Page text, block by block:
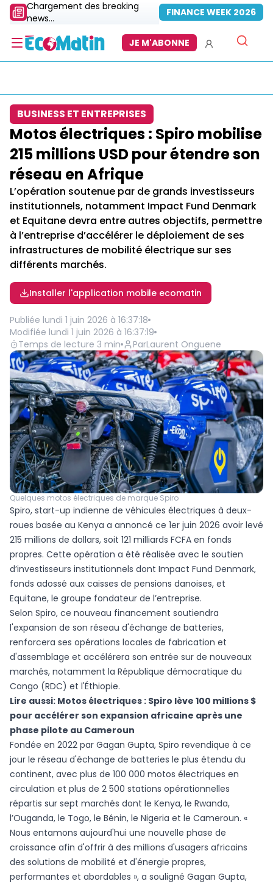
Chargement des breaking
news...
FINANCE WEEK 2026
JE M'ABONNE
BUSINESS ET ENTREPRISES
Motos électriques : Spiro mobilise
215 millions USD pour étendre son
réseau en Afrique
L’opération soutenue par de grands investisseurs
institutionnels, notamment Impact Fund Denmark
et Equitane devra entre autres objectifs, permettre
à l’entreprise d’accélérer le déploiement de ses
infrastructures de mobilité électrique sur ses
différents marchés.
Installer l'application mobile ecomatin
Publiée lundi 1 juin 2026 à 16:37:18
Modifiée lundi 1 juin 2026 à 16:37:19
Temps de lecture 3 min ParLaurent Onguene
Quelques motos électriques de marque Spiro
Spiro, start-up indienne de véhicules électriques à deux-
roues basée au Kenya a annoncé ce 1er juin 2026 avoir levé
215 millions de dollars, soit 121 milliards FCFA en fonds
propres. Cette opération a été réalisée avec le soutien
d’investisseurs institutionnels dont Impact Fund Denmark,
fonds adossé aux caisses de pensions danoises, et
Equitane, le groupe fondateur de l’entreprise.
Selon Spiro, ce nouveau financement soutiendra
l'expansion de son réseau d'échange de batteries,
renforcera ses opérations locales de fabrication et
d'assemblage et accélérera son entrée sur de nouveaux
marchés, notamment la République démocratique du
Congo (RDC) et l'Éthiopie.
Lire aussi: Motos électriques : Spiro lève 100 millions $
pour accélérer son expansion africaine après une
phase pilote au Cameroun
Fondée en 2022 par Gagan Gupta, Spiro revendique à ce
jour le réseau d'échange de batteries le plus étendu du
continent, avec plus de 100 000 motos électriques en
circulation et plus de 2 500 stations opérationnelles
répartis sur sept marchés dont le Kenya, le Rwanda,
l’Ouganda, le Togo, le Bénin, le Nigeria et le Cameroun. «
Nous entamons aujourd'hui une nouvelle phase de
croissance afin d'offrir à des millions d'usagers africains
des solutions de mobilité et d'énergie propres,
performantes et abordables », a souligné Gagan Gupta,